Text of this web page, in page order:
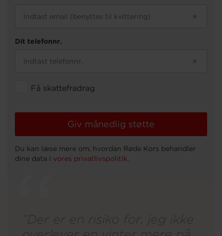
”Der er en risiko for, jeg ikke